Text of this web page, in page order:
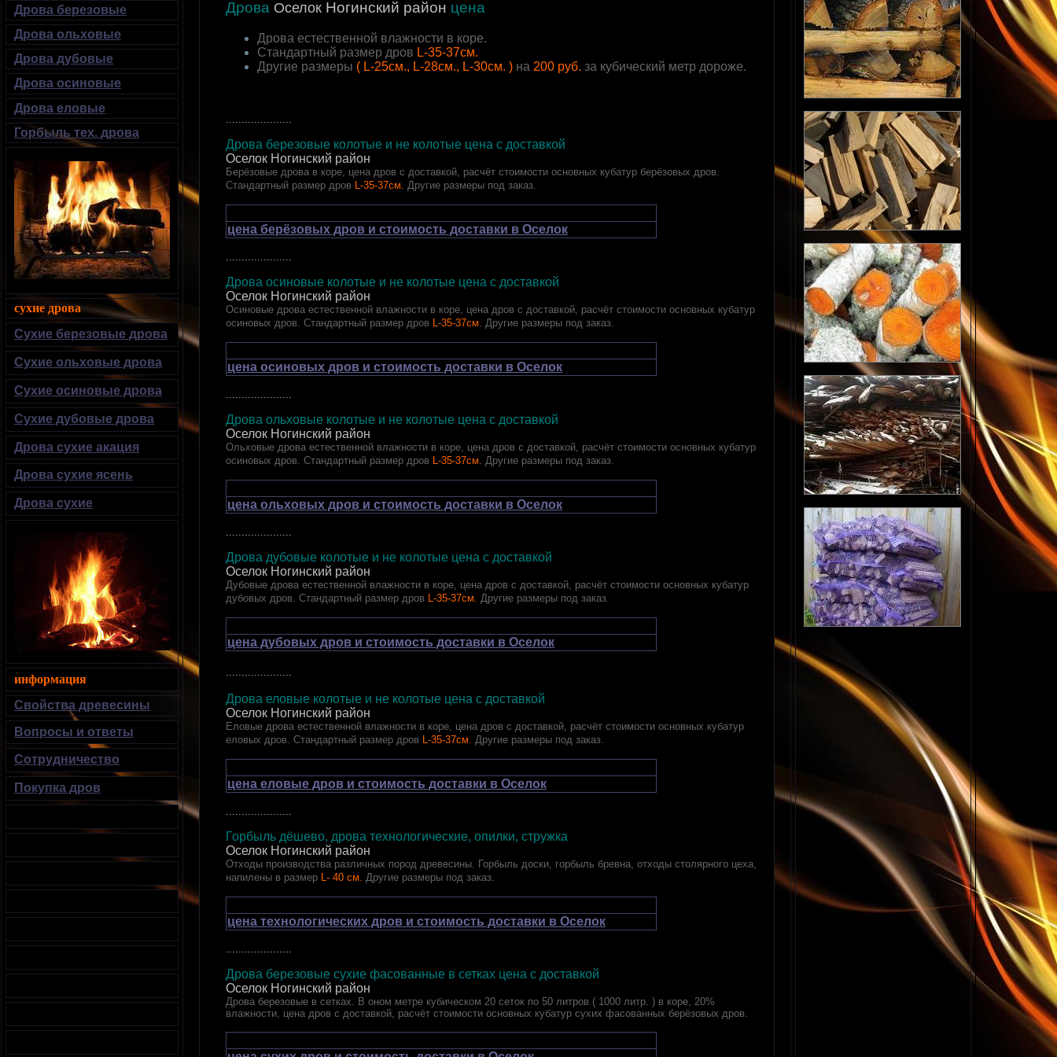
Дрова Оселок Ногинский район цена
Дрова естественной влажности в коре.
Стандартный размер дров L-35-37см.
Другие размеры ( L-25см., L-28см., L-30см. ) на 200 руб. за кубический метр дороже.
Дрова березовые колотые и не колотые цена с доставкой
Оселок Ногинский район
Берёзовые дрова в коре, цена дров с доставкой, расчёт стоимости основных кубатур берёзовых дров.
Стандартный размер дров
L-35-37см. Другие размеры под заказ.
цена берёзовых дров и стоимость доставки в Оселок
Дрова осиновые колотые и не колотые цена с доставкой
Оселок Ногинский район
Осиновые дрова естественной влажности в коре, цена дров с доставкой, расчёт стоимости основных кубатур
осиновых дров. Стандартный размер дров
L-35-37см. Другие размеры под заказ.
цена осиновых дров и стоимость доставки в Оселок
Дрова ольховые колотые и не колотые цена с доставкой
Оселок Ногинский район
Ольховые дрова естественной влажности в коре, цена дров с доставкой, расчёт стоимости основных кубатур
осиновых дров. Стандартный размер дров
L-35-37см. Другие размеры под заказ.
цена ольховых дров и стоимость доставки в Оселок
Дрова дубовые колотые и не колотые цена с доставкой
Оселок Ногинский район
Дубовые дрова естественной влажности в коре, цена дров с доставкой, расчёт стоимости основных кубатур
дубовых дров. Стандартный размер дров
L-35-37см. Другие размеры под заказ.
цена дубовых дров и стоимость доставки в Оселок
Дрова еловые колотые и не колотые цена с доставкой
Оселок Ногинский район
Еловые дрова естественной влажности в коре, цена дров с доставкой, расчёт стоимости основных кубатур
еловых дров. Стандартный размер дров L-35-37см. Другие размеры под заказ.
цена еловые дров и стоимость доставки в Оселок
.....................
Горбыль дёшево, дрова технологические, опилки, стружка
Оселок Ногинский район
Отходы производства различных пород древесины. Горбыль доски, горбыль бревна, отходы столярного цеха,
напилены в размер L- 40 см. Другие размеры под заказ.
цена технологических дров и стоимость доставки в Оселок
.....................
Дрова березовые сухие фасованные в сетках цена с доставкой
Оселок Ногинский район
Дрова березовые в сетках. В оном метре кубическом 20 сеток по 50 литров ( 1000 литр. ) в коре, 20%
влажности, цена дров с доставкой, расчёт стоимости основных кубатур сухих фасованных берёзовых дров.
Дрова березовые
Дрова ольховые
Дрова дубовые
Дрова осиновые
Дрова еловые
Горбыль тех. дрова
сухие дрова
Сухие березовые дрова
Сухие ольховые дрова
Сухие осиновые дрова
Сухие дубовые дрова
Дрова сухие акация
Дрова сухие ясень
Дрова сухие
информация
Свойства древесины
Вопросы и ответы
Сотрудничество
Покупка дров